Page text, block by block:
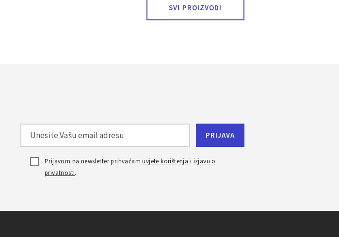
SVI PROIZVODI
Prijavom na newsletter prihvaćamuvjete korištenja i izjavu o
privatnosti.